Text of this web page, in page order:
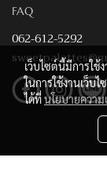
FAQ
062-612-5292
เว็บไซต์นี้มีการใ
ในการใช้งานเว็บ
ได้ที่นโยบายควา